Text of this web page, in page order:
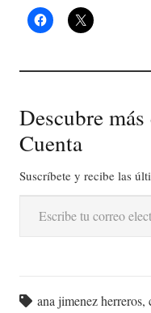
Descubre
Cuenta
Suscríbete y recibe las
Escribe tu correo electrónico…
ana jimenez herreros,